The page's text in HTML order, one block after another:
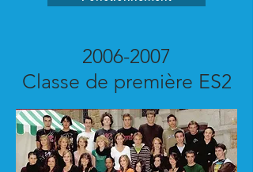
2006-2007
Classe de première ES2